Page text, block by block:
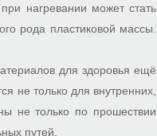
нагревании может стать
рода пластиковой массы.
для здоровья ещё
не только для внутренних,
не только по прошествии
путей.